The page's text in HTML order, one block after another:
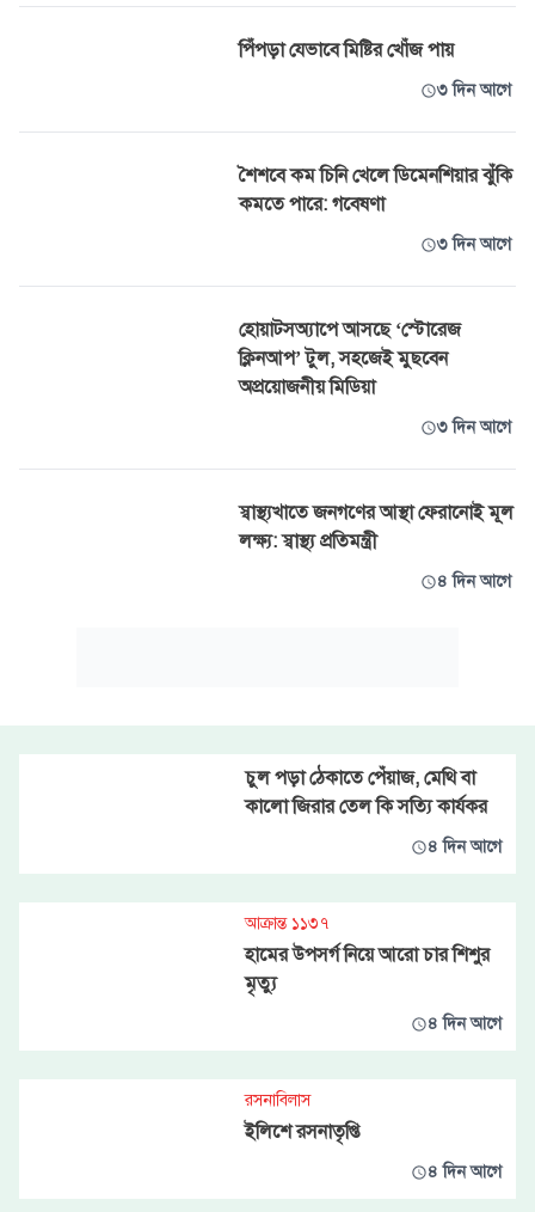
পিঁপড়া যেভাবে মিষ্টির খোঁজ পায়
৩ দিন আগে
শৈশবে কম চিনি খেলে ডিমেনশিয়ার ঝুঁকি
কমতে পারে: গবেষণা
৩ দিন আগে
হোয়াটসঅ্যাপে আসছে ‘স্টোরেজ
ক্লিনআপ’ টুল, সহজেই মুছবেন
অপ্রয়োজনীয় মিডিয়া
৩ দিন আগে
স্বাস্থ্যখাতে জনগণের আস্থা ফেরানোই মূল
লক্ষ্য: স্বাস্থ্য প্রতিমন্ত্রী
৪ দিন আগে
চুল পড়া ঠেকাতে পেঁয়াজ, মেথি বা
কালো জিরার তেল কি সত্যি কার্যকর
৪ দিন আগে
আক্রান্ত ১১৩৭
হামের উপসর্গ নিয়ে আরো চার শিশুর
মৃত্যু
৪ দিন আগে
রসনাবিলাস
ইলিশে রসনাতৃপ্তি
৪ দিন আগে